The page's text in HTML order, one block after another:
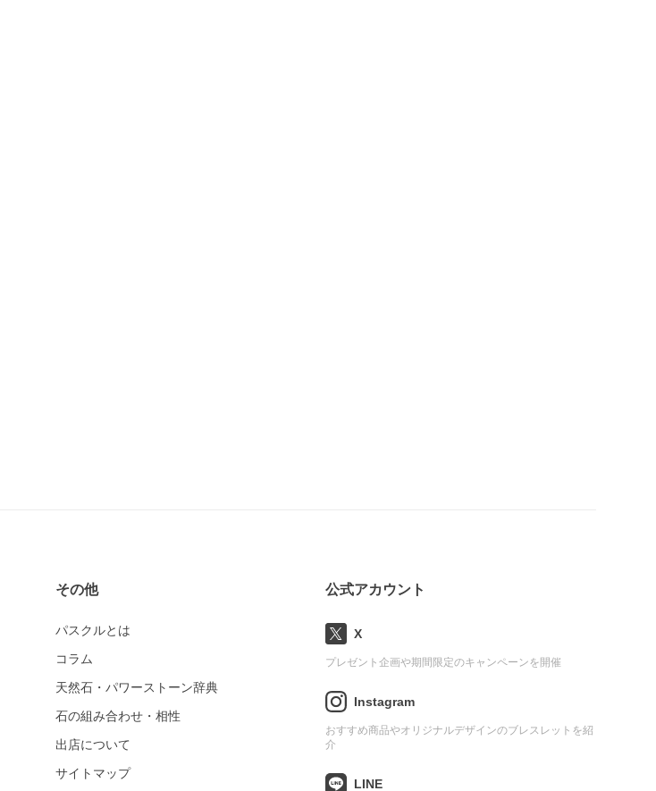
その他
パスクルとは
コラム
天然石・パワーストーン辞典
石の組み合わせ・相性
出店について
サイトマップ
公式アカウント
X
プレゼント企画や期間限定のキャンペーンを開催
Instagram
おすすめ商品やオリジナルデザインのブレスレットを紹
介
LINE